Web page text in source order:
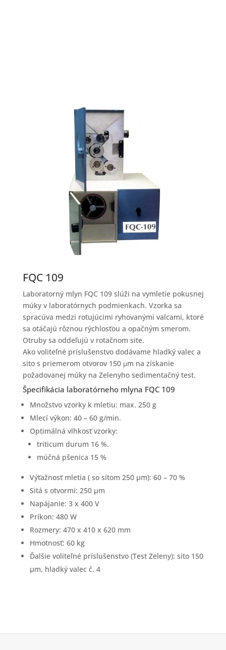
FQC 109
Laboratorný mlyn FQC 109 slúži na vymletie pokusnej
múky v laboratórnych podmienkach. Vzorka sa
spracúva medzi rotujúcimi ryhovanými valcami, ktoré
sa otáčajú rôznou rýchlosťou a opačným smerom.
Otruby sa oddeľujú v rotačnom site.
Ako voliteľné príslušenstvo dodávame hladký valec a
sito s priemerom otvorov 150 μm na získanie
požadovanej múky na Zelenyho sedimentačný test.
Špecifikácia laboratórneho mlyna FQC 109
Množstvo vzorky k mletiu: max. 250 g
Mlecí výkon: 40 – 60 g/min.
Optimálná vlhkosť vzorky:
triticum durum 16 %.
múčná pšenica 15 %
Výťažnosť mletia ( so sítom 250 µm): 60 – 70 %
Sitá s otvormi: 250 µm
Napájanie: 3 x 400 V
Príkon: 480 W
Rozmery: 470 x 410 x 620 mm
Hmotnosť: 60 kg
Ďalšie voliteľné príslušenstvo (Test Zeleny): sito 150
µm, hladký valec č. 4